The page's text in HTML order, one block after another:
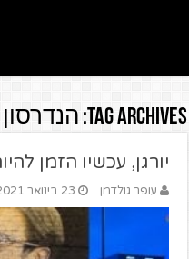
Tag Archives: הנדרסון
יורגן, עכשיו הזמן
עופר גולדמן 23 בינואר 2021